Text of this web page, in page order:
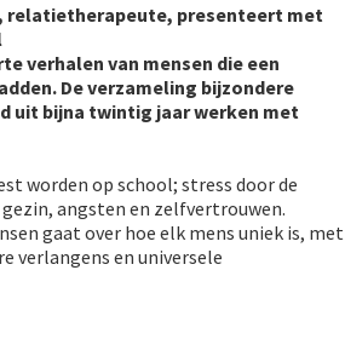
relatietherapeute, presenteert met
verhalen van mensen die een
De verzameling bijzondere
uit bijna twintig jaar werken met
worden op school; stress door de
angsten en zelfvertrouwen.
gaat over hoe elk mens uniek is, met
verlangens en universele